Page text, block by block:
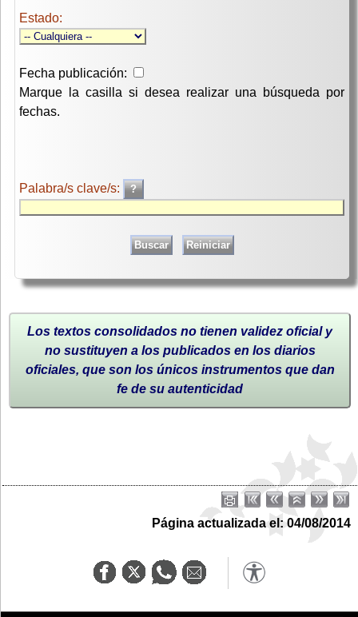
Estado:
Fecha publicación:
Marque la casilla si desea realizar una búsqueda por
fechas.
Palabra/s clave/s:
Los textos consolidados no tienen validez oficial y
no sustituyen a los publicados en los diarios
oficiales, que son los únicos instrumentos que dan
fe de su autenticidad
Página actualizada el: 04/08/2014